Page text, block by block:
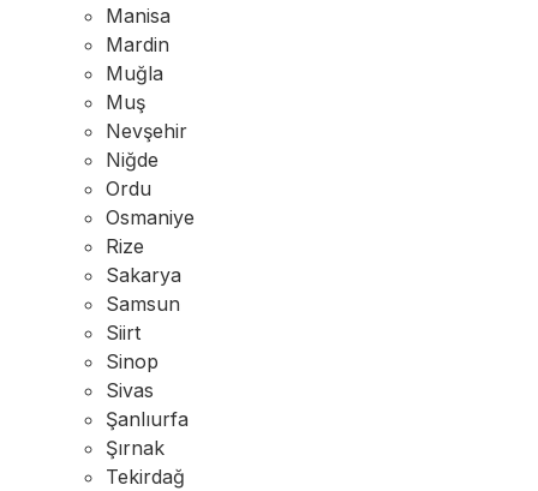
Manisa
Mardin
Muğla
Muş
Nevşehir
Niğde
Ordu
Osmaniye
Rize
Sakarya
Samsun
Siirt
Sinop
Sivas
Şanlıurfa
Şırnak
Tekirdağ